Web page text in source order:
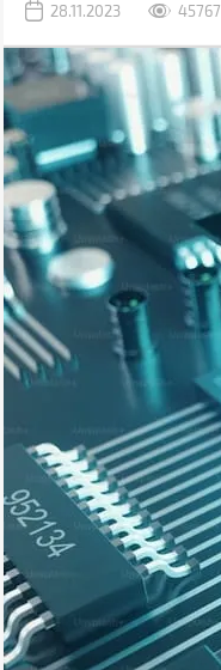
повреждениями ячеек
28.11.2023 45767